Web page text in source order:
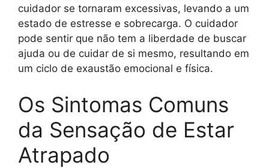
cuidador se tornaram excessivas, levando a um
estado de estresse e sobrecarga. O cuidador
pode sentir que não tem a liberdade de buscar
ajuda ou de cuidar de si mesmo, resultando em
um ciclo de exaustão emocional e física.
Os Sintomas Comuns
da Sensação de Estar
Atrapado